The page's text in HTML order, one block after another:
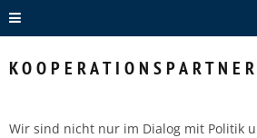
KOOPERATIONSPARTNER
Wir sind nicht nur im Dialog mit Politik